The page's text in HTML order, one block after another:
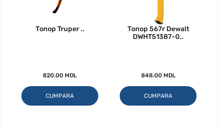
Топор Truper ..
820.00 MDL
CUMPARA
Топор 567г Dewalt
DWHT51387-0..
848.00 MDL
CUMPARA